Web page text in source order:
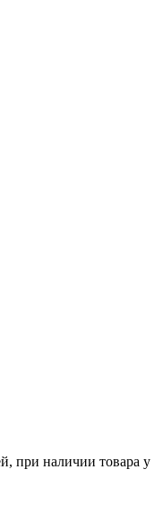
при наличии товара у